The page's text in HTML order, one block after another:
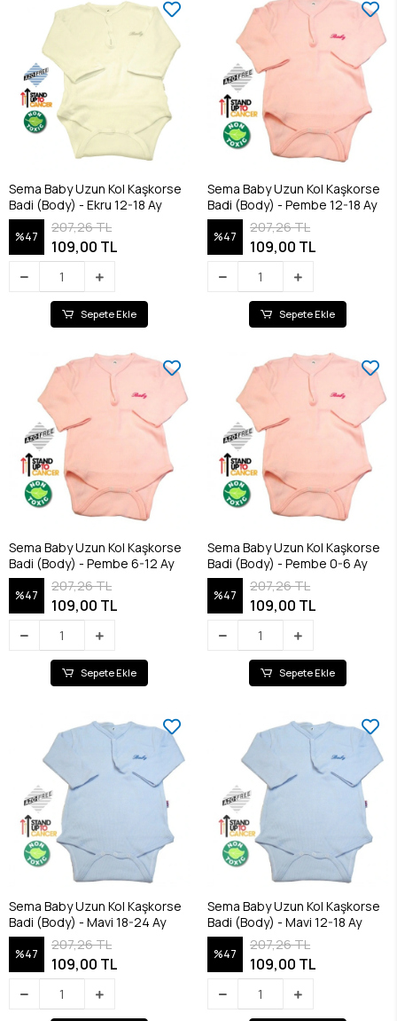
Sema Baby Uzun Kol Kaşkorse
Badi (Body) - Ekru 12-18 Ay
%47
207,26 TL
109,00 TL
Sepete Ekle
Sema Baby Uzun Kol Kaşkorse
Badi (Body) - Pembe 12-18 Ay
%47
207,26 TL
109,00 TL
Sepete Ekle
Sema Baby Uzun Kol Kaşkorse
Badi (Body) - Pembe 6-12 Ay
%47
207,26 TL
109,00 TL
Sepete Ekle
Sema Baby Uzun Kol Kaşkorse
Badi (Body) - Pembe 0-6 Ay
%47
207,26 TL
109,00 TL
Sepete Ekle
Sema Baby Uzun Kol Kaşkorse
Badi (Body) - Mavi 18-24 Ay
%47
207,26 TL
109,00 TL
Sema Baby Uzun Kol Kaşkorse
Badi (Body) - Mavi 12-18 Ay
%47
207,26 TL
109,00 TL